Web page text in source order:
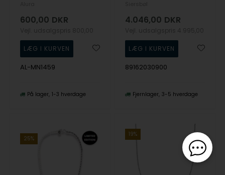
600,00 DKR
AL-MN1459
På lager 1-3 hverdage
4.046,00 DKR
89162030900
Fjernlager 3-5 hverdage
25%
19%